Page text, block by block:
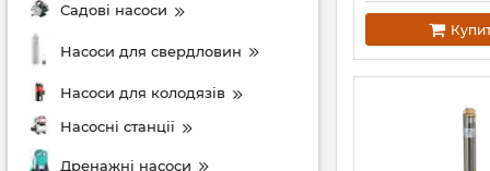
Садові насоси
Насоси для свердловин
Насоси для колодязів
Насосні станції
Дренажні насоси